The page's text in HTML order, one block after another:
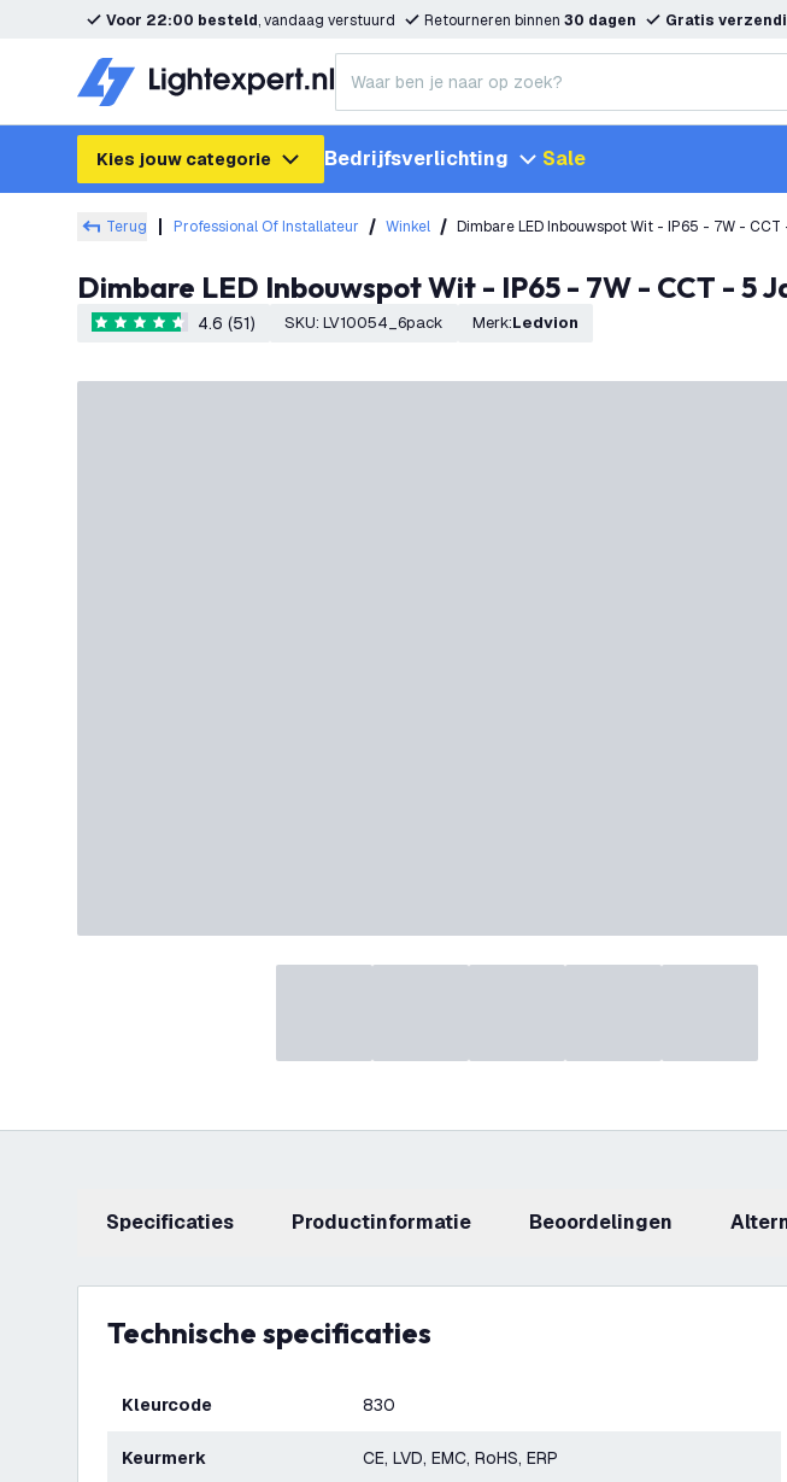
Voor 22:00 besteld, vandaag verstuurd Retourneren binnen 30 dagen Gratis
Kies jouw categorie Bedrijfsverlichting Sale
Terug Professional Of Installateur Winkel Dimbare LED Inbouwspot Wit - IP65 - 7W -
Dimbare LED Inbouwspot Wit - IP65 - 7W - CCT -
4.6 score sterren4.6 (51) SKU: LV10054_6pack Merk: Ledvion
Specificaties productinformatie beoordelingen
Technische specificaties
Kleurcode 830
Keurmerk CE, LVD, EMC, RoHS, ERP